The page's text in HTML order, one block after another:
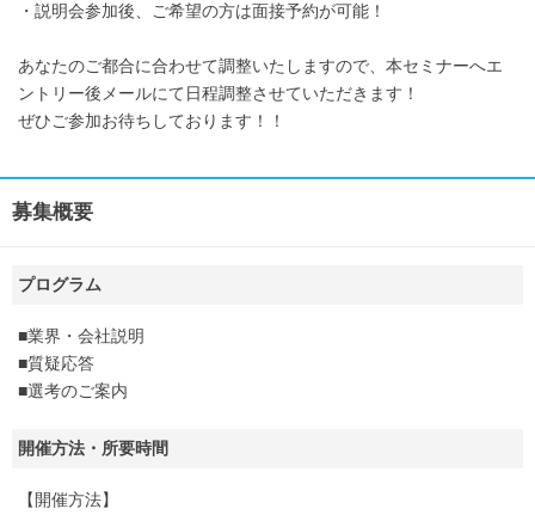
・説明会参加後、ご希望の方は面接予約が可能！
あなたのご都合に合わせて調整いたしますので、本セミナーへエ
ントリー後メールにて日程調整させていただきます！
ぜひご参加お待ちしております！！
募集概要
プログラム
■業界・会社説明
■質疑応答
■選考のご案内
開催方法・所要時間
【開催方法】